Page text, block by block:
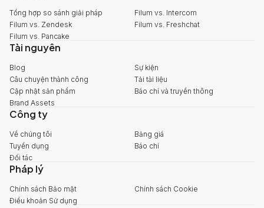
Tổng hợp so sánh giải pháp
Filum vs. Intercom
Filum vs. Zendesk
Filum vs. Freshchat
Filum vs. Pancake
Tài nguyên
Blog
Sự kiện
Câu chuyện thành công
Tải tài liệu
Cập nhật sản phẩm
Báo chí và truyền thông
Brand Assets
Công ty
Về chúng tôi
Bảng giá
Tuyển dụng
Báo chí
Đối tác
Pháp lý
Chính sách Bảo mật
Chính sách Cookie
Điều khoản Sử dụng